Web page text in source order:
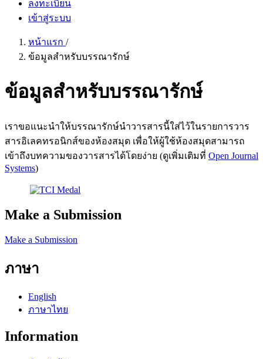
ลงทะเบียน
เข้าสู่ระบบ
หน้าแรก /
ข้อมูลสำหรับบรรณารักษ์
ข้อมูลสำหรับบรรณารักษ์
เราขอแนะนำให้บรรณารักษ์นำวารสารนี้ใส่ไว้ในรายการวาร
สารอิเลคทรอนิกส์ของห้องสมุด เพื่อให้ผู้ใช้ห้องสมุดสามารถ
เข้าถึงบทความของวารสารได้โดยง่าย (ดูเพิ่มเติมที่ Open Journal
Systems)
Make a Submission
Make a Submission
ภาษา
English
ภาษาไทย
Information